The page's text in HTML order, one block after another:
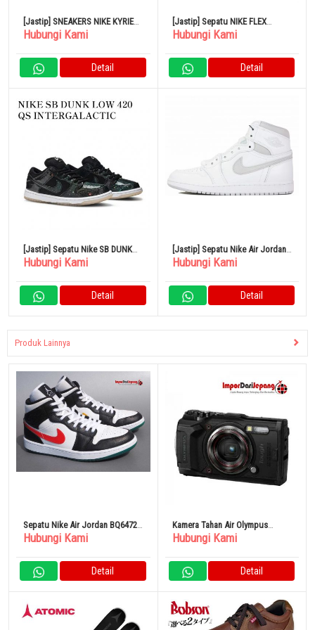
[Jastip] SNEAKERS NIKE KYRIE
INFINITY KEEP SUE FRESH SEA
METALLIC GOLD
Hubungi Kami
Detail
[Jastip] Sepatu NIKE FLEX
TRAINER 9
Hubungi Kami
Detail
[Jastip] Sepatu Nike SB DUNK
LOW 420 QS INTERGALACTIC
Hubungi Kami
Detail
[Jastip] Sepatu Nike Air Jordan
HI 85 BQ4422-100
Hubungi Kami
Detail
Produk Lainnya
Sepatu Nike Air Jordan BQ6472-
063 Multi Color
Hubungi Kami
Detail
Kamera Tahan Air Olympus
Tough TG-6 hitam
Hubungi Kami
Detail